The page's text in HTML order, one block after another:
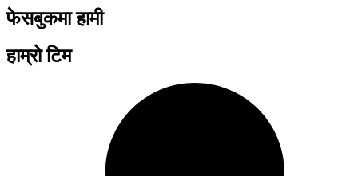
फेसबुकमा हामी
हाम्रो टिम